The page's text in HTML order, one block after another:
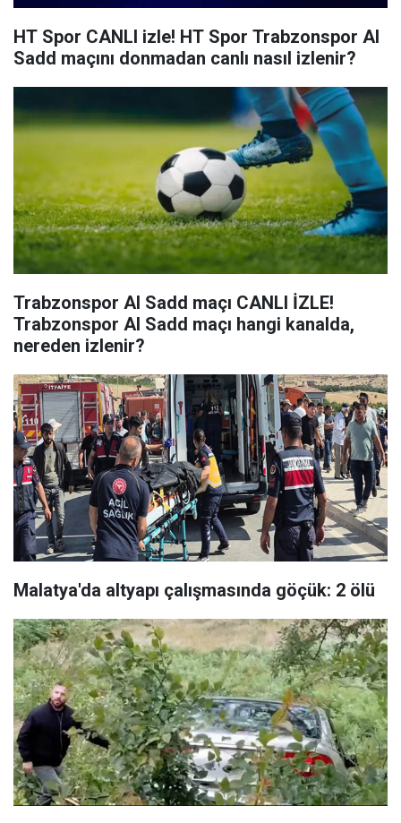
HT Spor CANLI izle! HT Spor Trabzonspor Al
Sadd maçını donmadan canlı nasıl izlenir?
Trabzonspor Al Sadd maçı CANLI İZLE!
Trabzonspor Al Sadd maçı hangi kanalda,
nereden izlenir?
Malatya'da altyapı çalışmasında göçük: 2 ölü